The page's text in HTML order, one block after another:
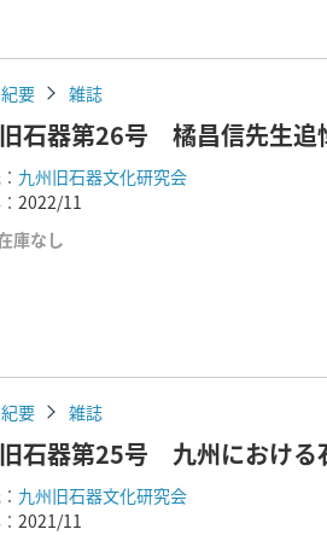
要 雑誌
石器第26号 橘昌信先生追
九州旧石器文化研究会
2022/11
庫なし
要 雑誌
石器第25号 九州における
九州旧石器文化研究会
2021/11